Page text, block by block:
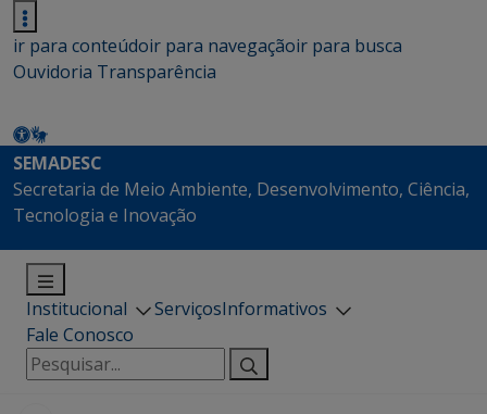
ir para conteúdoir para navegaçãoir para busca
Ouvidoria Transparência
SEMADESC
Secretaria de Meio Ambiente, Desenvolvimento, Ciência,
Tecnologia e Inovação
Institucional ServiçosInformativos
Fale Conosco
Pesquisar
por: